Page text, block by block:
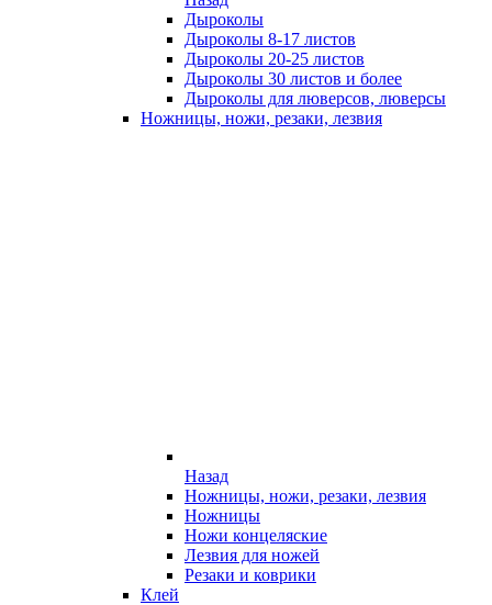
Дыроколы
Дыроколы 8-17 листов
Дыроколы 20-25 листов
Дыроколы 30 листов и более
Дыроколы для люверсов, люверсы
Ножницы, ножи, резаки, лезвия
Назад
Ножницы, ножи, резаки, лезвия
Ножницы
Ножи концеляские
Лезвия для ножей
Резаки и коврики
Клей